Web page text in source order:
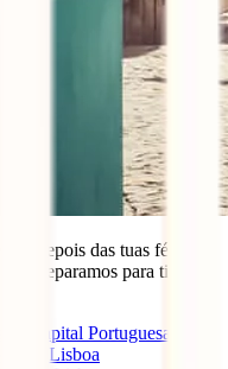
ou depois das tuas férias na
preparamos para ti sobre
Capital Portuguesa
em Lisboa